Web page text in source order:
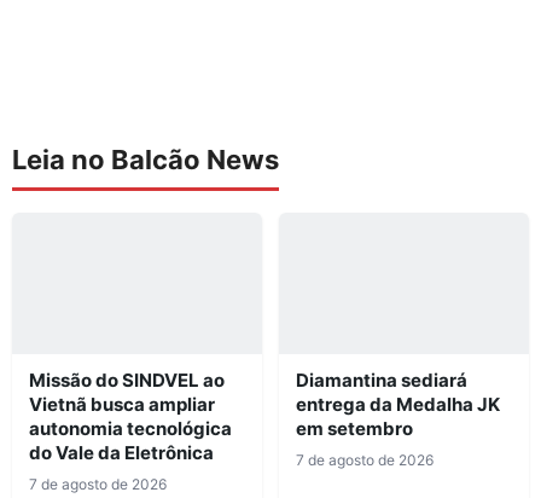
Leia no Balcão News
Missão do SINDVEL ao
Vietnã busca ampliar
autonomia tecnológica
do Vale da Eletrônica
7 de agosto de 2026
Diamantina sediará
entrega da Medalha JK
em setembro
7 de agosto de 2026